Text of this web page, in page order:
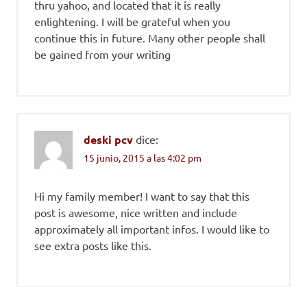
thru yahoo, and located that it is really
enlightening. I will be grateful when you
continue this in future. Many other people shall
be gained from your writing
deski pcv dice:
15 junio, 2015 a las 4:02 pm
Hi my family member! I want to say that this
post is awesome, nice written and include
approximately all important infos. I would like to
see extra posts like this.